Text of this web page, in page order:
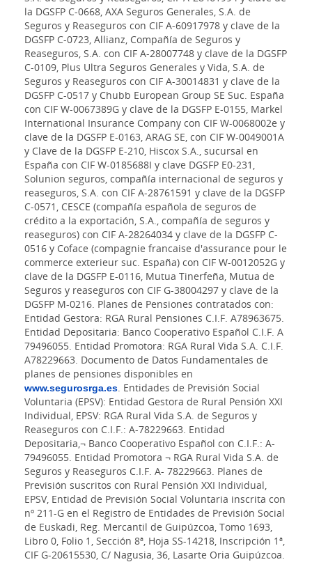
la DGSFP C-0668, AXA Seguros Generales, S.A. de
Seguros y Reaseguros con CIF A-60917978 y clave de la
DGSFP C-0723, Allianz, Compañía de Seguros y
Reaseguros, S.A. con CIF A-28007748 y clave de la DGSFP
C-0109, Plus Ultra Seguros Generales y Vida, S.A. de
Seguros y Reaseguros con CIF A-30014831 y clave de la
DGSFP C-0517 y Chubb European Group SE Suc. España
con CIF W-0067389G y clave de la DGSFP E-0155, Markel
International Insurance Company con CIF W-0068002e y
clave de la DGSFP E-0163, ARAG SE, con CIF W-0049001A
y Clave de la DGSFP E-210, Hiscox S.A., sucursal en
España con CIF W-0185688I y clave DGSFP E0-231,
Solunion seguros, compañía internacional de seguros y
reaseguros, S.A. con CIF A-28761591 y clave de la DGSFP
C-0571, CESCE (compañía española de seguros de
crédito a la exportación, S.A., compañía de seguros y
reaseguros) con CIF A-28264034 y clave de la DGSFP C-
0516 y Coface (compagnie francaise d'assurance pour le
commerce exterieur suc. España) con CIF W-0012052G y
clave de la DGSFP E-0116, Mutua Tinerfeña, Mutua de
Seguros y reaseguros con CIF G-38004297 y clave de la
DGSFP M-0216. Planes de Pensiones contratados con:
Entidad Gestora: RGA Rural Pensiones C.I.F. A78963675.
Entidad Depositaria: Banco Cooperativo Español C.I.F. A
79496055. Entidad Promotora: RGA Rural Vida S.A. C.I.F.
A78229663. Documento de Datos Fundamentales de
planes de pensiones disponibles en
www.segurosrga.es . Entidades de Previsión Social
Voluntaria (EPSV): Entidad Gestora de Rural Pensión XXI
Individual, EPSV: RGA Rural Vida S.A. de Seguros y
Reaseguros con C.I.F.: A-78229663. Entidad
Depositaria,¬ Banco Cooperativo Español con C.I.F.: A-
79496055. Entidad Promotora ¬ RGA Rural Vida S.A. de
Seguros y Reaseguros C.I.F. A- 78229663. Planes de
Previsión suscritos con Rural Pensión XXI Individual,
EPSV, Entidad de Previsión Social Voluntaria inscrita con
nº 211-G en el Registro de Entidades de Previsión Social
de Euskadi, Reg. Mercantil de Guipúzcoa, Tomo 1693,
Libro 0, Folio 1, Sección 8ª, Hoja SS-14218, Inscripción 1ª,
CIF G-20615530, C/ Nagusia, 36, Lasarte Oria Guipúzcoa.